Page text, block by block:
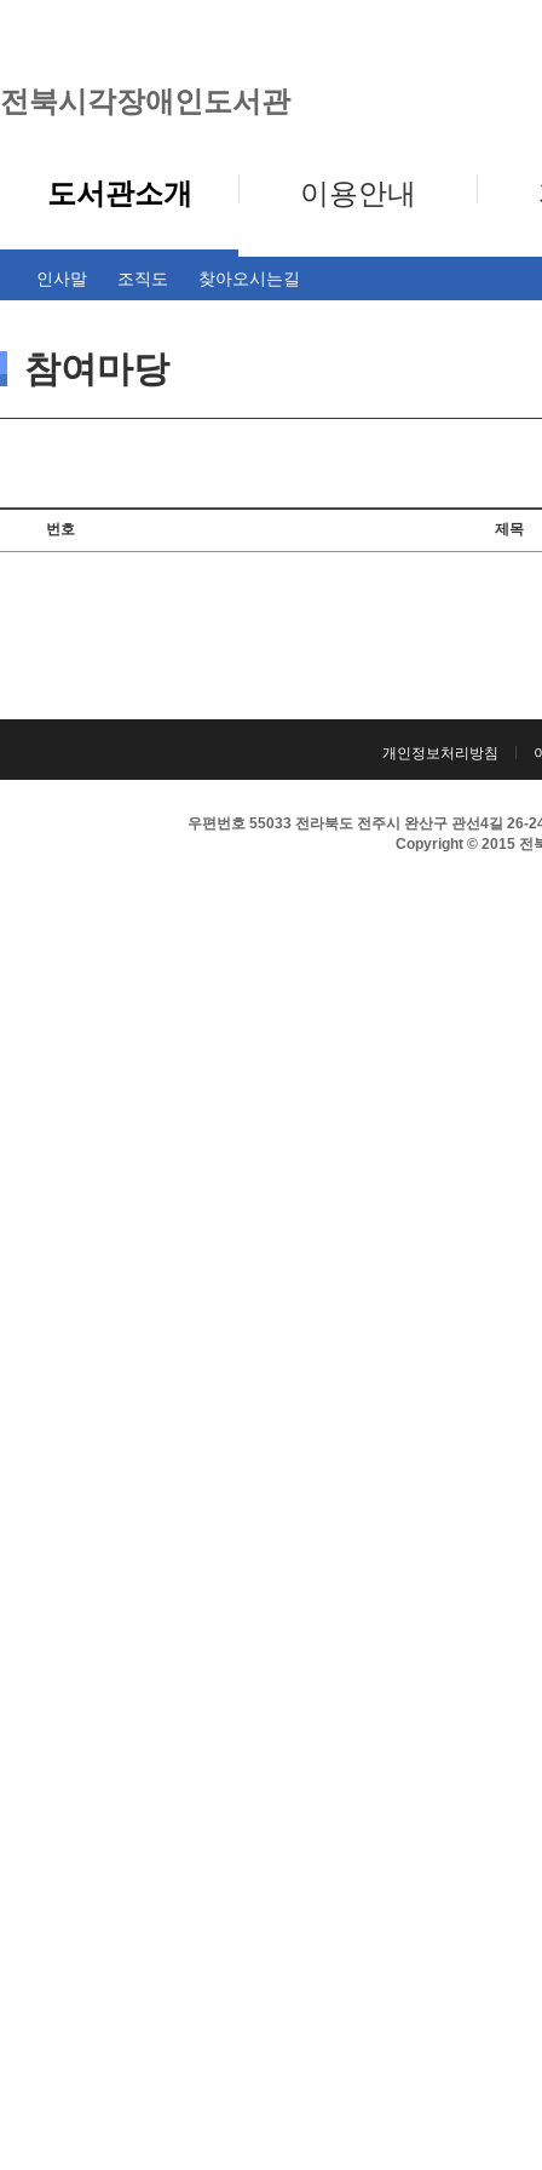
전북시각장애인도서관
도서관소개
인사말 조직도 찾아오시는길
이용안내
참여마당
번호 제목
개인정보처리방침
우편번호 55033 전라북도 전주시 완산구 관선4길
Copyright © 2015 전